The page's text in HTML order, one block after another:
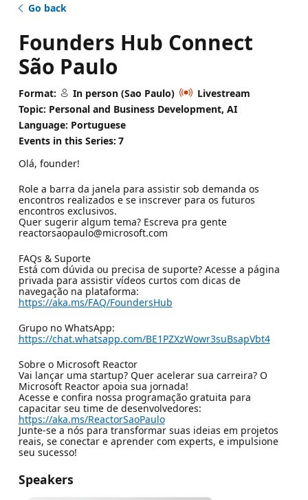
Go back
Founders Hub Connect
São Paulo
Format: In person (Sao Paulo)
Livestream
Topic: Personal and Business Development, AI
Language: Portuguese
Events in this Series: 7
Olá, founder!
Role a barra da janela para assistir sob demanda os
encontros realizados e se inscrever para os futuros
encontros exclusivos.
Quer sugerir algum tema? Escreva pra gente
reactorsaopaulo@microsoft.com
FAQs & Suporte
Está com dúvida ou precisa de suporte? Acesse a página
privada para assistir vídeos curtos com dicas de
navegação na plataforma:
https://aka.ms/FAQ/FoundersHub
Grupo no WhatsApp:
https://chat.whatsapp.com/BE1PZXzWowr3suBsapVbt4
Sobre o Microsoft Reactor
Vai lançar uma startup? Quer acelerar sua carreira? O
Microsoft Reactor apoia sua jornada!
Acesse e confira nossa programação gratuita para
capacitar seu time de desenvolvedores:
https://aka.ms/ReactorSaoPaulo
Junte-se a nós para transformar suas ideias em projetos
reais, se conectar e aprender com experts, e impulsione
seu sucesso!
Speakers